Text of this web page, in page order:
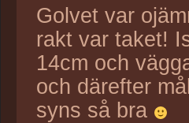
Golvet var
rakt var taket!
14cm och
och därefter
syns så bra